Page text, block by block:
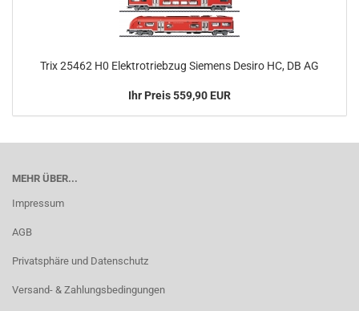
Trix 25462 H0 Elektrotriebzug Siemens Desiro HC, DB AG
Ihr Preis 559,90 EUR
MEHR ÜBER...
Impressum
AGB
Privatsphäre und Datenschutz
Versand- & Zahlungsbedingungen